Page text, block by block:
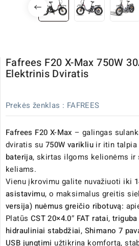
Fafrees F20 X-Max 750W
Elektrinis Dviratis
Prekės ženklas : FAFREES
Fafrees F20 X-Max – galingas
dviratis su 750W varikliu ir itin talpia
baterija, skirtas ilgoms kelionėms ir
keliams.
Vienu įkrovimu galite nuvažiuoti iki
asistavimu, o maksimalus greitis
versija) nuėmus greičio ribotuvą:
Platūs CST 20×4.0″ FAT ratai,
hidrauliniai stabdžiai, Shimano 7
USB jungtimi užtikrina komfortą,